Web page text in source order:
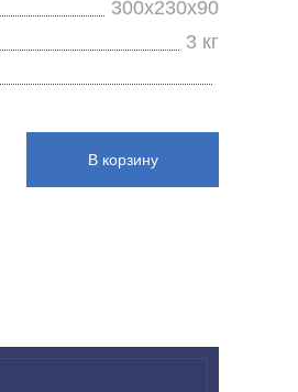
300x230x90
3 кг
В корзину